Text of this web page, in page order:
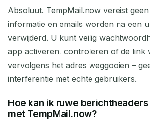
Absoluut. TempMail.now vereist
informatie en emails worden na een
verwijderd. U kunt veilig
app activeren, controleren of de link
vervolgens het adres weggooien –
interferentie met echte gebruikers.
Hoe kan ik ruwe
met TempMail.now?